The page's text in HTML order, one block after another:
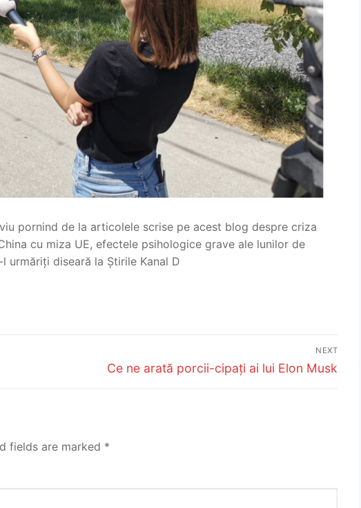
pornind de la articolele scrise pe acest blog despre criza
cu miza UE, efectele psihologice grave ale lunilor de
urmăriți diseară la Știrile Kanal D
NEXT
Next
Ce ne arată porcii-cipați ai lui Elon Musk
fields are marked *